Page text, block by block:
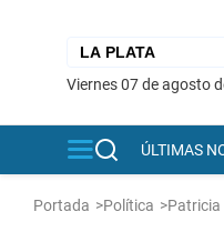
viernes 07 de agosto
ÚLTIMAS
Portada >Política >Patricia